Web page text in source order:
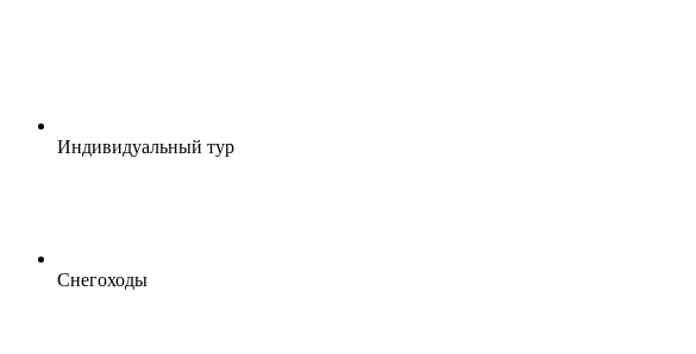
Индивидуальный тур
Снегоходы